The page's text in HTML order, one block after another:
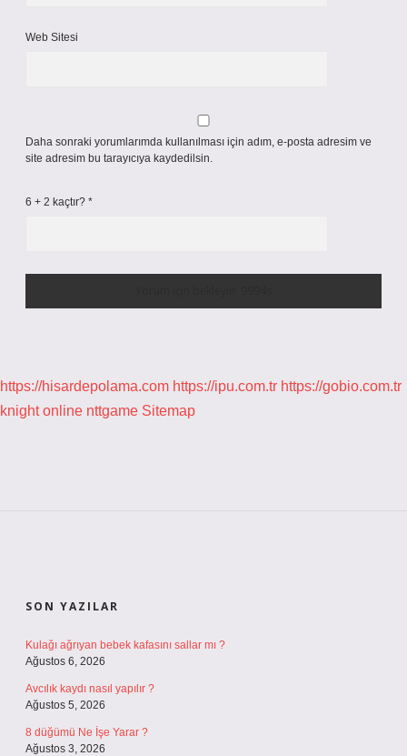
Web Sitesi
Daha sonraki yorumlarımda kullanılması için adım, e-posta adresim ve
site adresim bu tarayıcıya kaydedilsin.
6 + 2 kaçtır? *
https://hisardepolama.com https://ipu.com.tr https://gobio.com.tr
knight online nttgame Sitemap
SON YAZILAR
Kulağı ağrıyan bebek kafasını sallar mı ?
Ağustos 6, 2026
Avcılık kaydı nasıl yapılır ?
Ağustos 5, 2026
8 düğümü Ne İşe Yarar ?
Ağustos 3, 2026